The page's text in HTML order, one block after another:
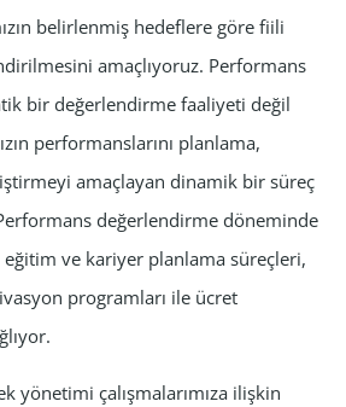
belirlenmiş hedeflere göre fiili
amaçlıyoruz. Performans
bir değerlendirme faaliyeti değil
performanslarını planlama,
amaçlayan dinamik bir süreç
değerlendirme döneminde
eğitim ve kariyer planlama süreçleri,
programları ile ücret
yönetimi çalışmalarımıza ilişkin